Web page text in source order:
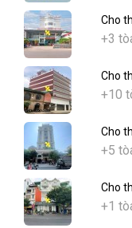
Cho
+3
Cho
+10
Cho
+5
Cho
+1